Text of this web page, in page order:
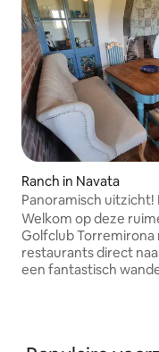
Ranch in Navata
Panoramisch uitzicht!
flexibele service
Welkom op deze
Golfclub Torremirona
restaurants direct
een fantastisch